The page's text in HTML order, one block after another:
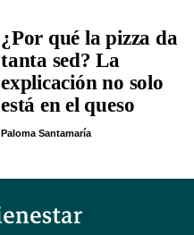
¿Por qué la pizza da
tanta sed? La
explicación no solo
está en el queso
Paloma Santamaría